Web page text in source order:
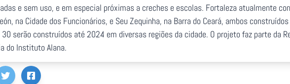
e sem uso, e em especial próximas a creches e escolas. Fortaleza atualmente
na Cidade dos Funcionários, e Seu Zequinha, na Barra do Ceará, ambos
30 serão construídos até 2024 em diversas regiões da cidade. O projeto faz parte da
do Instituto Alana.